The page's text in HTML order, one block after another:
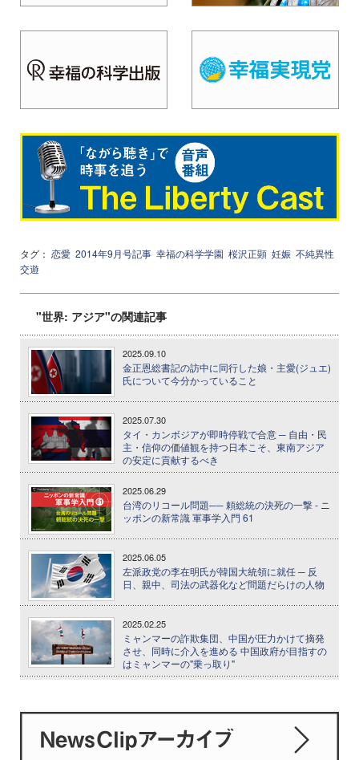
タグ： 恋愛 2014年9月号記事 幸福の科学学園 桜沢正顕 妊娠 不純異性
交遊
"世界: アジア"の関連記事
2025.09.10
金正恩総書記の訪中に同行した娘・主愛(ジュエ)
氏について今分かっていること
2025.07.30
タイ・カンボジアが即時停戦で合意 ─ 自由・民
主・信仰の価値観を持つ日本こそ、東南アジア
の安定に貢献するべき
2025.06.29
台湾のリコール問題── 頼総統の決死の一撃 - ニ
ッポンの新常識 軍事学入門 61
2025.06.05
左派政党の李在明氏が韓国大統領に就任 ─ 反
日、親中、司法の武器化など問題だらけの人物
2025.02.25
ミャンマーの詐欺集団、中国が圧力かけて摘発
させ、同時に介入を進める 中国政府が目指すの
はミャンマーの"乗っ取り"